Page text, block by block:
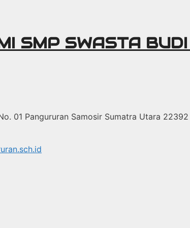
SMP SWASTA
01 Pangururan Samosir Sumatra Utara 22392